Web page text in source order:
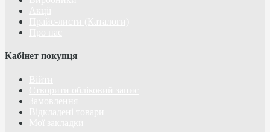
Кабінет покупця